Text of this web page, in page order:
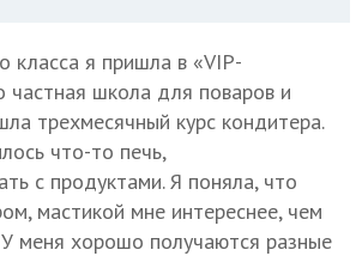
класса я пришла в «VIP-
частная школа для поваров и
трехмесячный курс кондитера.
что-то печь,
с продуктами. Я поняла, что
мастикой мне интереснее, чем
меня хорошо получаются разные